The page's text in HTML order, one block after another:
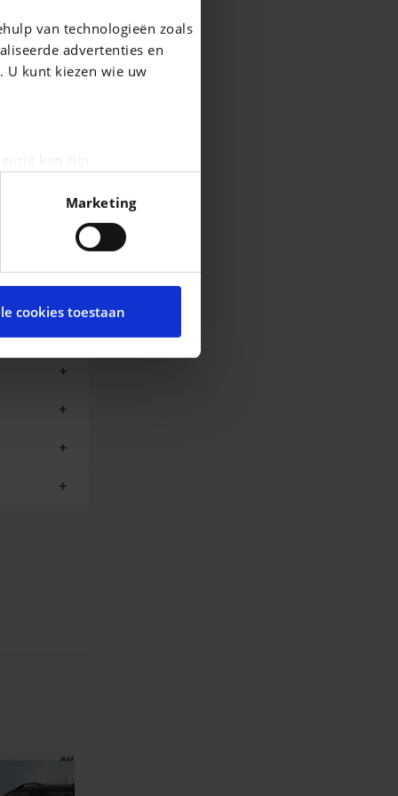
van technologieën zoals
advertenties en
U kunt kiezen wie uw
detailgedeeltein. U
media te bieden en om
met onze partners voor
andere informatie die u
Marketing
cookies toestaan